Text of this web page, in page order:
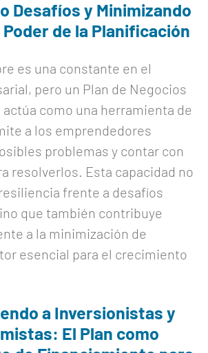
Desafíos y Minimizando
de la Planificación
es una constante en el
pero un Plan de Negocios
como una herramienta de
a los emprendedores
problemas y contar con
resolverlos. Esta capacidad no
frente a desafíos
que también contribuye
a la minimización de
esencial para el crecimiento
a Inversionistas y
El Plan como